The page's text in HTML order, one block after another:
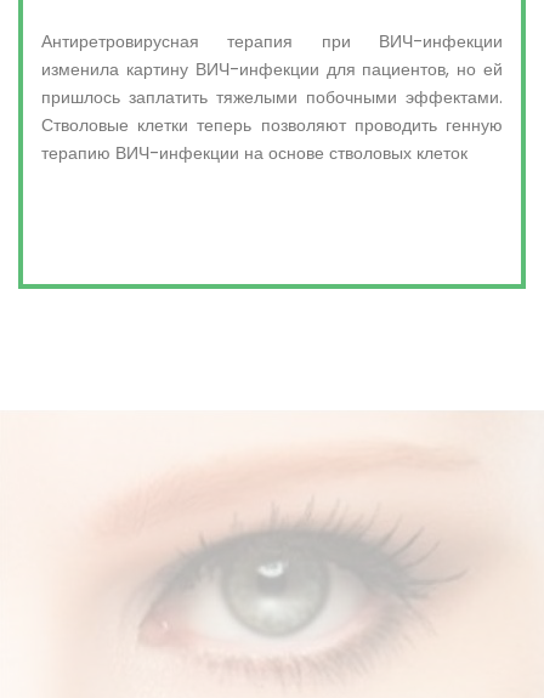
Антиретровирусная терапия при ВИЧ-инфекции
изменила картину ВИЧ-инфекции для пациентов, но ей
пришлось заплатить тяжелыми побочными эффектами.
Стволовые клетки теперь позволяют проводить генную
терапию ВИЧ-инфекции на основе стволовых клеток